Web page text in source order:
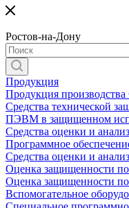
Ростов-на-Дону
Продукция
Продукция
Средства технической
ПЭВМ в защищенном
Средства оценки и
Программное
Средства оценки и
Оценка защищенности
Оценка защищенности по
Вспомогательное